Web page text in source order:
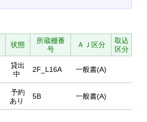
状態
所蔵棚番
号
ＡＪ区分
取込
区分
貸出
中
2F_L16A 一般書(A)
予約
あり
5B 一般書(A)